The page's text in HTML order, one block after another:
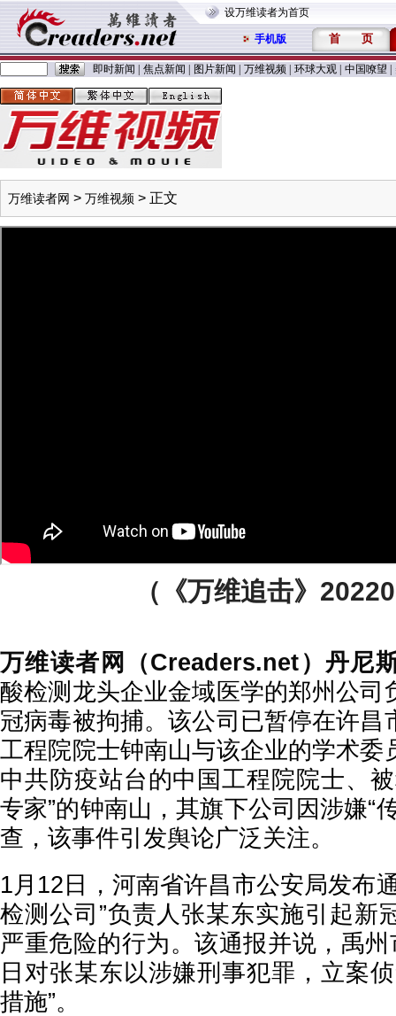
设万维读者为首页
手机版 首 页
即时新闻 焦点新闻 图片新闻 万维视频 环球大观 中国嘹望
万维读者网 > 万维视频 > 正文
（《万维追击》
万维读者网（Creaders.net）丹尼
酸检测龙头企业金域医学的郑州公司
冠病毒被拘捕。该公司已暂停在许昌
工程院院士钟南山与该企业的学术委
中共防疫站台的中国工程院院士、
专家”的钟南山，其旗下公司因涉嫌“
查，该事件引发舆论广泛关注。
1月12日，河南省许昌市公安局发布
检测公司”负责人张某东实施引起新
严重危险的行为。该通报并说，禹
日对张某东以涉嫌刑事犯罪，立案
措施”。